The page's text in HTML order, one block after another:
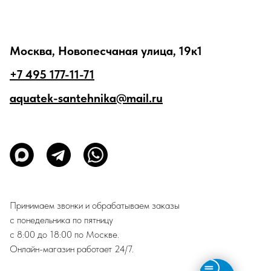
Москва, Новопесчаная улица, 19к1
+7 495 177-11-71
aquatek-santehnika@mail.ru
Принимаем звонки и обрабатываем заказы
с понедельника по пятницу
с 8:00 до 18:00 по Москве.
Онлайн-магазин работает 24/7.